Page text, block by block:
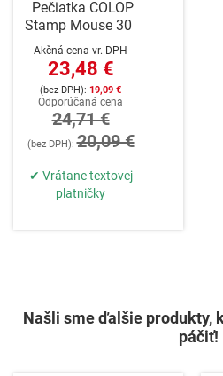
Pečiatka COLOP
Stamp Mouse 30
Akčná cena vr. DPH
23,48 €
19,09 €
Odporúčaná cena
24,71 €
20,09 €
✔ Vrátane textovej
platničky
Našli sme ďalšie produkty,
páčiť!